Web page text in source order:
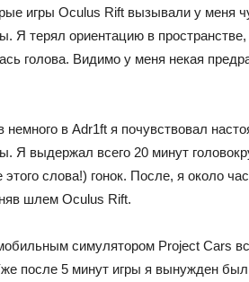
игры Oculus Rift вызывали у меня
Я терял ориентацию в
голова. Видимо у меня некая
немного в Adr1ft я почувствовал
Я выдержал всего 20 минут
слова!) гонок. После, я около
шлем Oculus Rift.
симулятором Project Cars
после 5 минут игры я вынужден был